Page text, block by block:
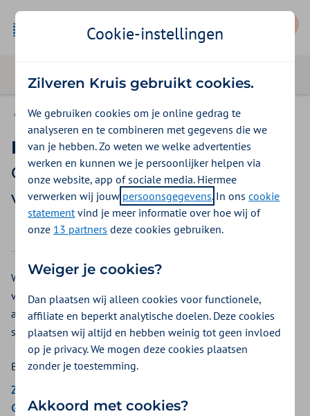
Gemeenten Optimaal
Kraampakket
Gemeenten Optimaal
vergoedingen 2026
2025 2026
Wilt u een kraampakket? Bij Gemeente Optimaal kunt u een
vergoeding voor een kraampakket krijgen vanuit de
aanvullende verzekering. In het kraampakket vindt u
speciale (verband)middelen voor bij en na de bevalling.
Bekijk de vergoedingen van:
Zilveren Kruis
Gemeente Amsterdam
Cookie-instellingen
Zilveren Kruis gebruikt cookies.
We gebruiken cookies om je online gedrag te
analyseren en te combineren met gegevens die we
van je hebben. Zo weten we welke advertenties
werken en kunnen we je persoonlijker helpen via
onze website, app of sociale media. Hiermee
verwerken wij jouw persoonsgegevens. In onscookie
statementvind je meer informatie over hoe wij of
onze 13 partners deze cookies gebruiken.
Weiger je cookies?
Dan plaatsen wij alleen cookies voor functionele,
affiliate en beperkt analytische doelen. Deze cookies
plaatsen wij altijd en hebben weinig tot geen invloed
op je privacy. We mogen deze cookies plaatsen
zonder je toestemming.
Akkoord met cookies?